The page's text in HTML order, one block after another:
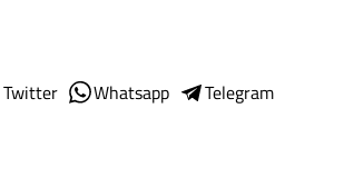
Twitter Whatsapp
Telegram